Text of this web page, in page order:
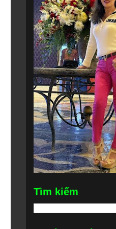
Tìm kiếm